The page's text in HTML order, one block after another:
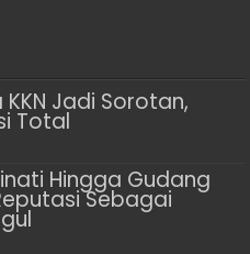
Jadi Sorotan,
Total
Hingga Gudang
Sebagai